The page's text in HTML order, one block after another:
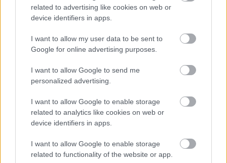
related to advertising like cookies on web or
device identifiers in apps.
I want to allow my user data to be sent to
Google for online advertising purposes.
I want to allow Google to send me
personalized advertising.
I want to allow Google to enable storage
related to analytics like cookies on web or
device identifiers in apps.
I want to allow Google to enable storage
related to functionality of the website or app.
Pozsonyban diplomázott a képzőművészeti
akadémián, de tanult Stuttgartban is.
Nemrég volt kiállítása Zsolnán, Ausztriában,
Kremsben és Hollandiában, s részt vett a
májustól júliusig megrendezett prágai
művészeti biennálén. Ismerik munkáit
Oslóban, Berlinben, Drezdában, Bernben és
Svatopluk Mikyta első budapesti kiállítása
szeptember 19-ig tart nyitva a Millenárison.